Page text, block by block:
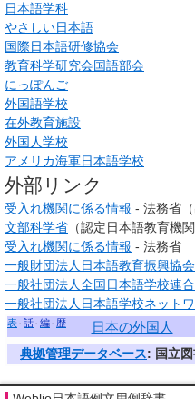
日本語学科
やさしい日本語
国際日本語研修協会
教育科学研究会国語部会
にっぽんご
外国語学校
在外教育施設
外国人学校
アメリカ海軍日本語学校
外部リンク
受入れ機関に係る情報 - 法務省（
文部科学省 （認定日本語教育機
受入れ機関に係る情報 - 法務省
一般財団法人日本語教育振興協会
一般社団法人全国日本語学校連合
一般社団法人日本語学校ネット
表 話 編 歴 日本の外国人
典拠管理データベース: 国立